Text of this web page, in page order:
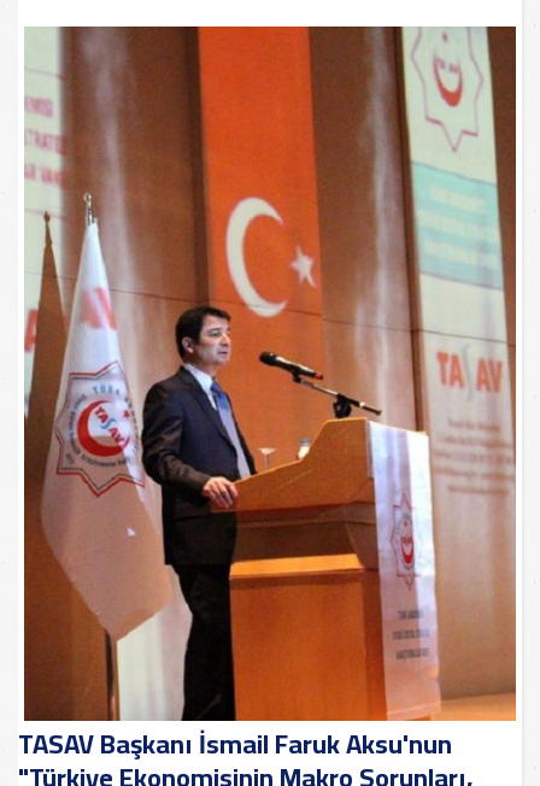
TASAV Başkanı İsmail Faruk Aksu'nun